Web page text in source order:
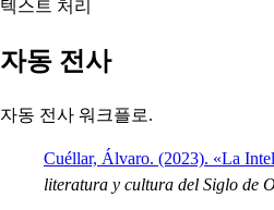
텍스트 처리
자동 전사
자동 전사 워크플로.
Cuéllar, Álvaro. (2023). «La
literatura y cultura del Siglo de